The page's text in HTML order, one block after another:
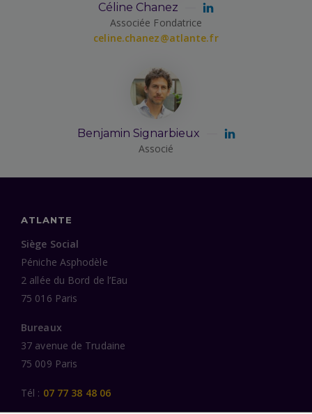
Céline Chanez
Associée Fondatrice
celine.chanez@atlante.fr
Benjamin Signarbieux
Associé
ATLANTE
Siège Social
Péniche Asphodèle
2 allée du Bord de l’Eau
75 016 Paris
Bureaux
37 avenue de Trudaine
75 009 Paris
Tél : 07 77 38 48 06